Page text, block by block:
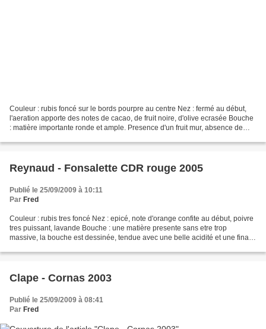
Couleur : rubis foncé sur le bords pourpre au centre Nez : fermé au début,
l'aeration apporte des notes de cacao, de fruit noire, d'olive ecrasée Bouche
: matière importante ronde et ample. Presence d'un fruit mur, absence de
Reynaud - Fonsalette CDR rouge 2005
Publié le 25/09/2009 à 10:11
Par Fred
Couleur : rubis tres foncé Nez : epicé, note d'orange confite au début, poivre
tres puissant, lavande Bouche : une matière presente sans etre trop
massive, la bouche est dessinée, tendue avec une belle acidité et une finale
Clape - Cornas 2003
Publié le 25/09/2009 à 08:41
Par Fred